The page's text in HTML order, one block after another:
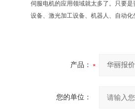
伺服电机的应用领域就太多了。只要
设备、激光加工设备、机器人、自动
产品：
您的单位：